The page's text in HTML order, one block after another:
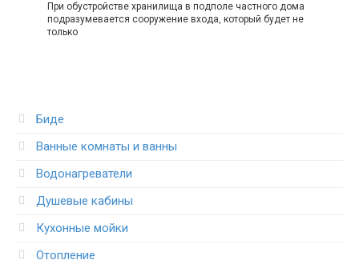
При обустройстве хранилища в подполе частного дома
подразумевается сооружение входа, который будет не
только
Биде
Ванные комнаты и ванны
Водонагреватели
Душевые кабины
Кухонные мойки
Отопление